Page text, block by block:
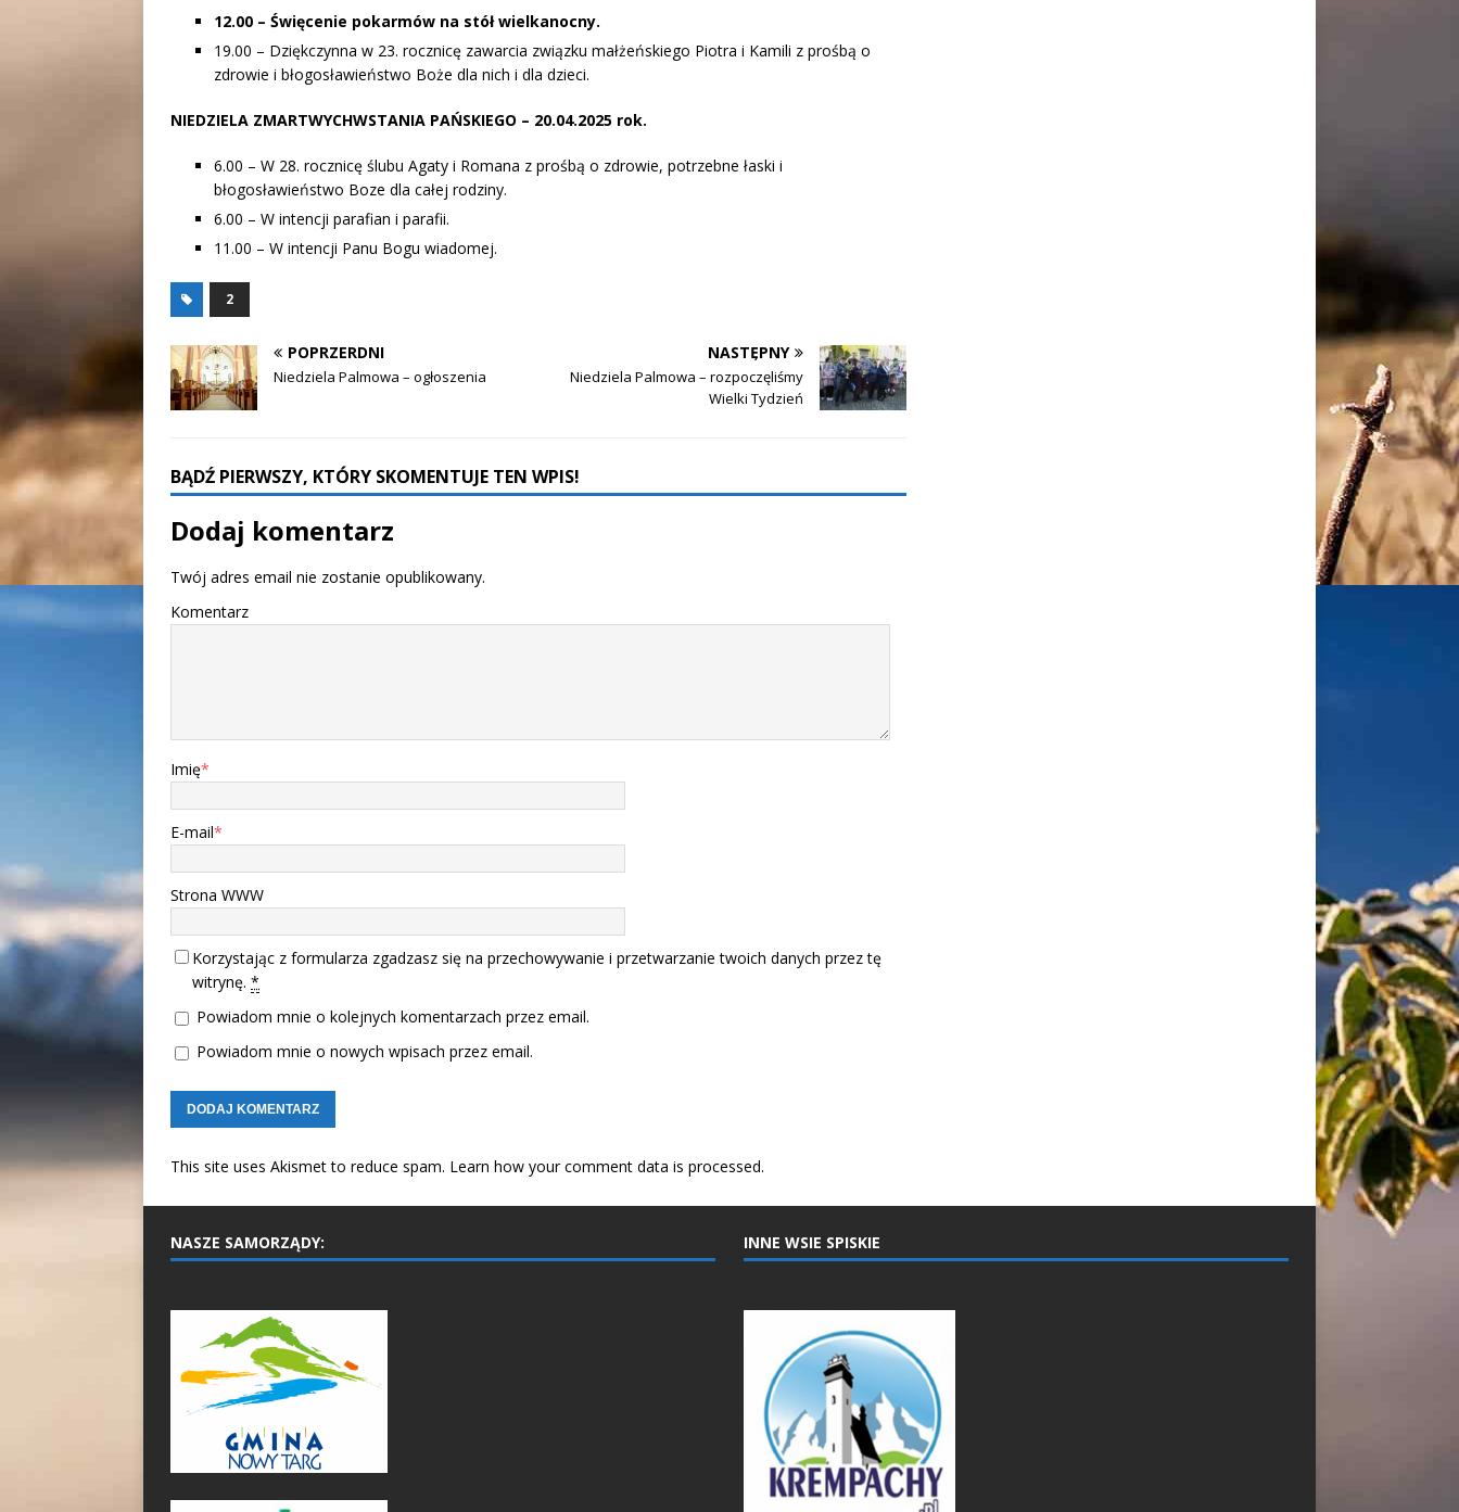
12.00 – Święcenie pokarmów na stół wielkanocny.
19.00 – Dziękczynna w 23. rocznicę zawarcia związku małżeńskiego Piotra i Kamili z prośbą o
zdrowie i błogosławieństwo Boże dla nich i dla dzieci.
NIEDZIELA ZMARTWYCHWSTANIA PAŃSKIEGO – 20.04.2025 rok.
6.00 – W 28. rocznicę ślubu Agaty i Romana z prośbą o zdrowie, potrzebne łaski i
błogosławieństwo Boze dla całej rodziny.
6.00 – W intencji parafian i parafii.
11.00 – W intencji Panu Bogu wiadomej.
2
POPRZERDNI
Niedziela Palmowa – ogłoszenia
NASTĘPNY
Niedziela Palmowa – rozpoczęliśmy
Wielki Tydzień
BĄDŹ PIERWSZY, KTÓRY SKOMENTUJE TEN WPIS!
Dodaj komentarz
Twój adres email nie zostanie opublikowany.
Komentarz
Imię*
E-mail*
Strona WWW
Korzystając z formularza zgadzasz się na przechowywanie i przetwarzanie twoich danych przez tę
witrynę. *
Powiadom mnie o kolejnych komentarzach przez email.
Powiadom mnie o nowych wpisach przez email.
This site uses Akismet to reduce spam. Learn how your comment data is processed.
NASZE SAMORZĄDY: INNE WSIE SPISKIE